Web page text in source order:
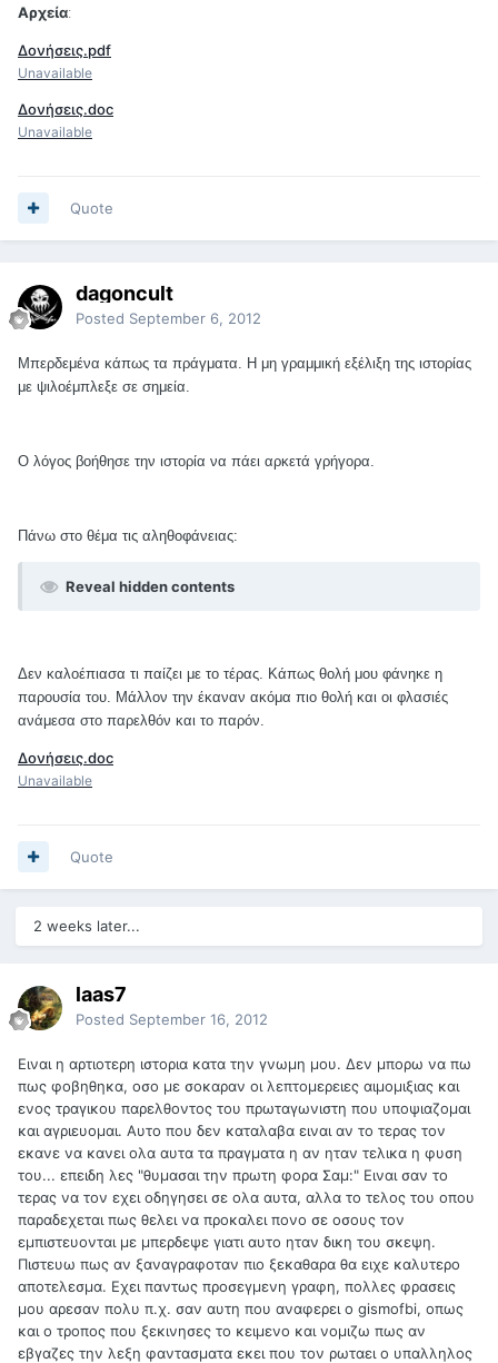
Αρχεία:
Δονήσεις.pdf
Unavailable
Δονήσεις.doc
Unavailable
Quote
dagoncult
Posted September 6, 2012
Μπερδεμένα κάπως τα πράγματα. Η μη γραμμική εξέλιξη της ιστορίας
με ψιλοέμπλεξε σε σημεία.
Ο λόγος βοήθησε την ιστορία να πάει αρκετά γρήγορα.
Πάνω στο θέμα τις αληθοφάνειας:
Reveal hidden contents
Δεν καλοέπιασα τι παίζει με το τέρας. Κάπως θολή μου φάνηκε η
παρουσία του. Μάλλον την έκαναν ακόμα πιο θολή και οι φλασιές
ανάμεσα στο παρελθόν και το παρόν.
Δονήσεις.doc
Unavailable
Quote
2 weeks later...
laas7
Posted September 16, 2012
Ειναι η αρτιοτερη ιστορια κατα την γνωμη μου. Δεν μπορω να πω
πως φοβηθηκα, οσο με σοκαραν οι λεπτομερειες αιμομιξιας και
ενος τραγικου παρελθοντος του πρωταγωνιστη που υποψιαζομαι
και αγριευομαι. Αυτο που δεν καταλαβα ειναι αν το τερας τον
εκανε να κανει ολα αυτα τα πραγματα η αν ηταν τελικα η φυση
του... επειδη λες "θυμασαι την πρωτη φορα Σαμ:" Ειναι σαν το
τερας να τον εχει οδηγησει σε ολα αυτα, αλλα το τελος του οπου
παραδεχεται πως θελει να προκαλει πονο σε οσους τον
εμπιστευονται με μπερδεψε γιατι αυτο ηταν δικη του σκεψη.
Πιστευω πως αν ξαναγραφοταν πιο ξεκαθαρα θα ειχε καλυτερο
αποτελεσμα. Εχει παντως προσεγμενη γραφη, πολλες φρασεις
μου αρεσαν πολυ π.χ. σαν αυτη που αναφερει ο gismofbi, οπως
και ο τροπος που ξεκινησες το κειμενο και νομιζω πως αν
εβγαζες την λεξη φαντασματα εκει που τον ρωταει ο υπαλληλος